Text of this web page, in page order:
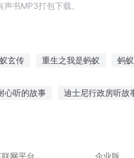
书MP3打包下载。
玄传 重生之我是蚂蚁 蚂
心听的故事 迪士尼行政房听故
联网平台 企业版